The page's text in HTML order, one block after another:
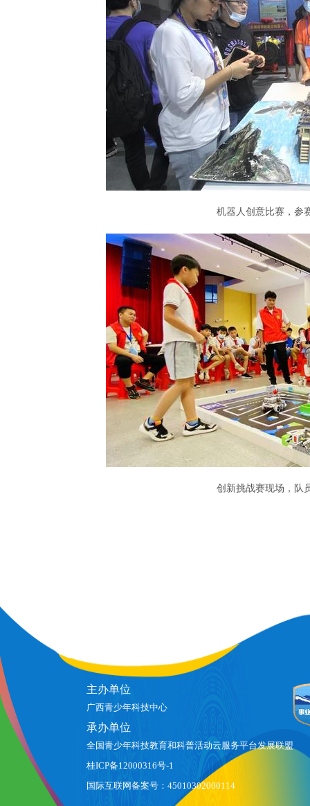
机器人创意比赛，参
创新挑战赛现场，队
主办单位
广西青少年科技中心
承办单位
全国青少年科技教育和科普活动云服务平台发展联盟
桂ICP备12000316号-1
国际互联网备案号：45010302000114